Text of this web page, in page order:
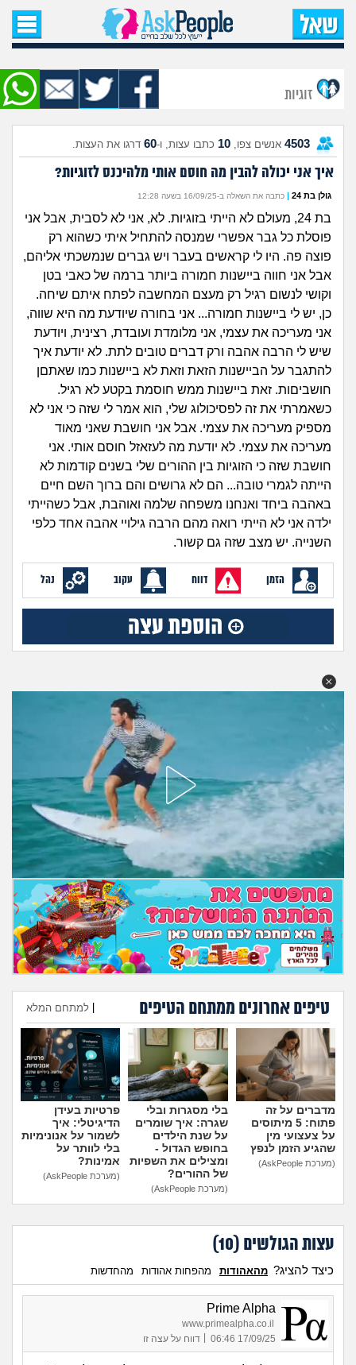
עמוד הבית
שאל שאלה
שאלות חדשות
שאלות שעוררו עניין
עצות חדשות
מה קורה כאן?
מתחם הטיפים
מדורים
זוגיות
היריון ולידה
הורות ומשפחה
מתבגרים
מהבקו"ם... ועד מתי?!
לימודים וסטודנטים
עבודה וקריירה
חברים ואנשים
מה שעובר עליי
שומרים על הגוף
פיננסי וכלכלה
בין הסדינים
חיות מחמד
יוקר המחיה
גאווה
חיפוש שאלות
הרשמה | התחברות
זוגיות
4503 אנשים צפו, 10 כתבו עצות, ו-60 דרגו את העצות.
איך אני יכולה להבין מה חוסם אותי מלהיכנס לזוגיות?
גולן בת 24 | כתבה את השאלה ב-16/09/25 בשעה 12:28
בת 24, מעולם לא הייתי בזוגיות. לא, אני לא לסבית, אבל אני
פוסלת כל גבר אפשרי שמנסה להתחיל איתי כשהוא רק
פוצה פה. היו לי קראשים בעבר ויש גברים שנמשכתי אליהם,
אבל אני חווה ביישנות חמורה ביותר ברמה של כאבי בטן
וקושי לנשום רגיל רק מעצם המחשבה לפתח איתם שיחה.
כן, יש לי ביישנות חמורה... אני בחורה שיודעת מה היא שווה,
אני מעריכה את עצמי, אני מלומדת ועובדת, רצינית, ויודעת
שיש לי הרבה אהבה ורק דברים טובים לתת. לא יודעת איך
להתגבר על הביישנות הזאת וזאת לא ביישנות כמו שאתםן
חושביםות. זאת ביישנות ממש חוסמת בקטע לא רגיל.
כשאמרתי את זה לפסיכולוג שלי, הוא אמר לי שזה כי אני לא
מספיק מעריכה את עצמי. אבל אני חושבת שאני מאוד
מעריכה את עצמי. לא יודעת מה לעזאזל חוסם אותי. אני
חושבת שזה כי הזוגיות בין ההורים שלי בשנים קודמות לא
הייתה לגמרי טובה... הם לא גרושים והם ברוך השם חיים
באהבה ביחד ואנחנו משפחה שלמה ואוהבת, אבל כשהייתי
ילדה אני לא הייתי רואה מהם הרבה גילויי אהבה אחד כלפי
השנייה. יש מצב שזה גם קשור.
הזמן דווח עקוב נהל
טיפים אחרונים ממתחם הטיפים למתחם המלא
הוספת טיפ
מדברים על זה
פתוח: 5 מיתוסים
על צעצועי מין
שהגיע הזמן לנפץ
(מערכת AskPeople)
בלי מסגרות ובלי
שגרה: איך שומרים
על שנת הילדים
בחופש הגדול -
ומצילים את השפיות
של ההורים?
(מערכת AskPeople)
פרטיות בעידן
הדיגיטלי: איך
לשמור על אנונימיות
בלי לוותר על
אמינות?
(מערכת AskPeople)
עצות הגולשים (10
)
כיצד להציג? מהאהודות מהפחות אהודות מהחדשות
Prime Alpha
www.primealpha.co.il
17/09/25 06:46
דווח על עצה זו